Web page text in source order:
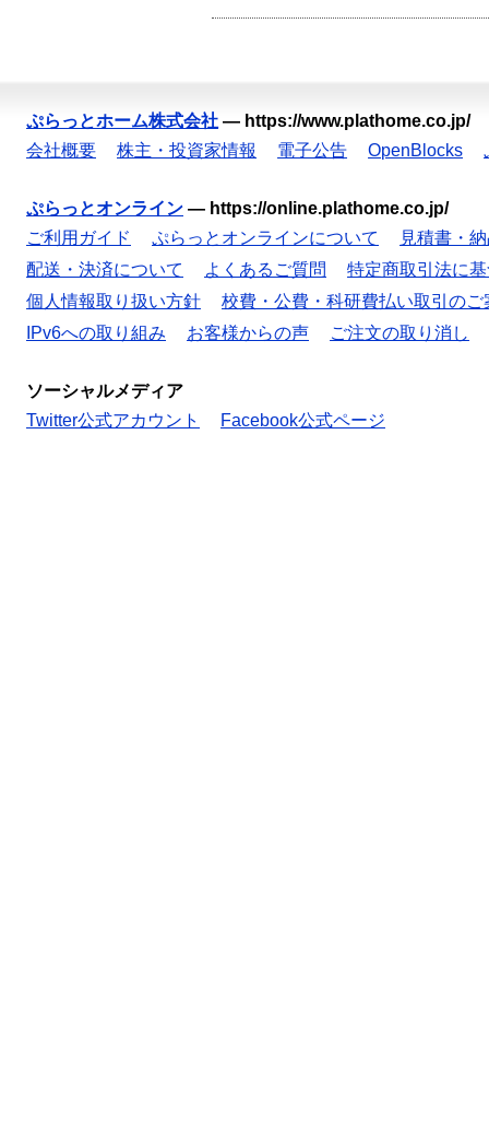
ぷらっとホーム株式会社 — https://www.plathome.co.jp/
会社概要
株主・投資家情報 電子公告 OpenBlocks
ぷらっとオンライン — https://online.plathome.co.jp/
ご利用ガイド
ぷらっとオンラインについて
見積書・
配送・決済について
よくあるご質問
特定商取引法に
個人情報取り扱い方針
校費・公費・科研費払い取引のご
IPv6への取り組み
お客様からの声 ご注文の取り消し
ソーシャルメディア
Twitter公式アカウント
Facebook公式ページ